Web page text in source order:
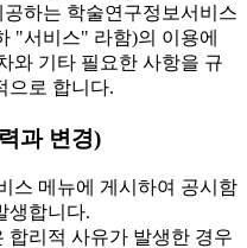
공하는 학술연구정보서비스
"서비스" 라함)의 이용에
와 기타 필요한 사항을 규
으로 합니다.
과 변경)
스 메뉴에 게시하여 공시함
생합니다.
리적 사유가 발생한 경우